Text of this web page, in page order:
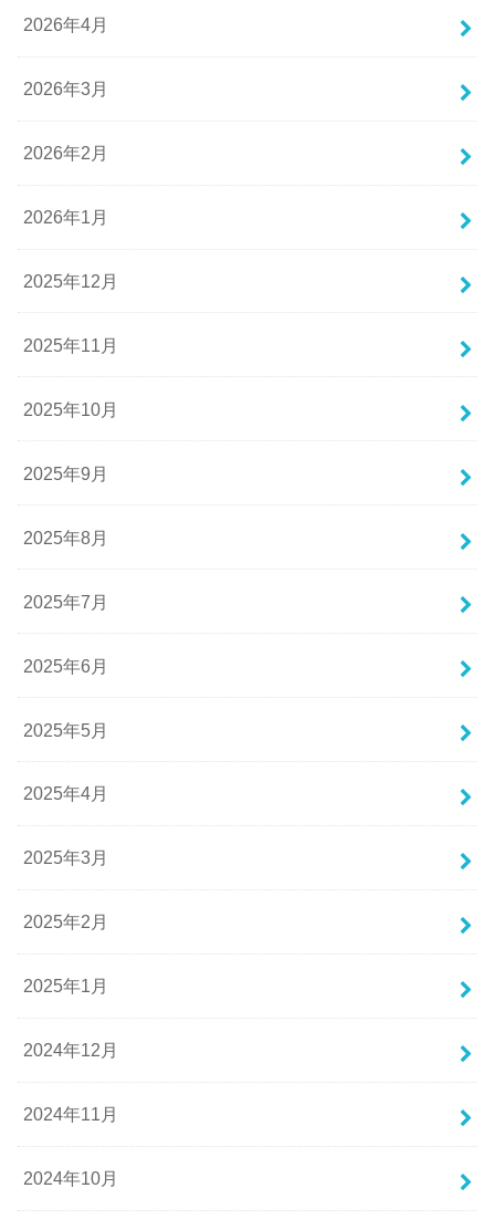
2026年4月
2026年3月
2026年2月
2026年1月
2025年12月
2025年11月
2025年10月
2025年9月
2025年8月
2025年7月
2025年6月
2025年5月
2025年4月
2025年3月
2025年2月
2025年1月
2024年12月
2024年11月
2024年10月